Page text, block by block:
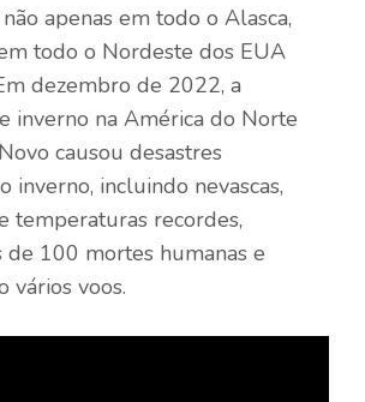
apenas em todo o Alasca,
todo o Nordeste dos EUA
dezembro de 2022, a
inverno na América do Norte
causou desastres
inverno, incluindo nevascas,
temperaturas recordes,
de 100 mortes humanas e
vários voos.